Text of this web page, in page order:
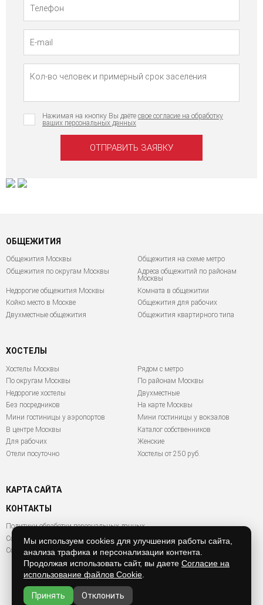
Нажимая на кнопку Вы даёте свое согласие на обработку
ваших персональных данных
ОБЩЕЖИТИЯ
Общежития Москвы
Общежития на схеме метро
Общежития по округам Москвы
Адреса общежитий по районам
Москвы
Недорогие общежития Москвы
Комната в общежитии
Койко место в Москве
Общежития для рабочих
Двухместные общежития
Общежития квартирного типа
ХОСТЕЛЫ
Хостелы Москвы
По округам Москвы
Недорогие хостелы
Без посредников
Мини гостиницы у аэропортов
В центре Москвы
Для рабочих
Отели посуточно
Рядом с метро
По районам Москвы
Двухместные
На карте Москвы
Мини гостиницы у вокзалов
Каталог собственников
Женские
Хостелы от 250 руб.
КАРТА САЙТА
КОНТАКТЫ
Политики обработки персональных данных
Согласие на обработку персональных данных
Согласие на обработку файлов Cookies
Мы используем cookies для улучшения работы сайта,
анализа трафика и персонализации контента.
Продолжая использовать сайт, вы даете Согласие на
использование файлов Cookie
Принять Отклонить